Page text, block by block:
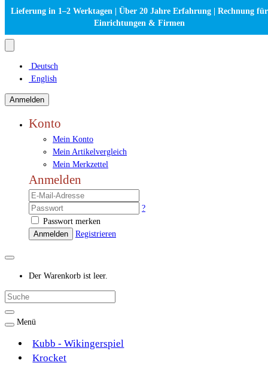
Deutsch
English
Anmelden
Konto
Mein Konto
Mein Artikelvergleich
Mein Merkzettel
Anmelden
?
Passwort merken
Anmelden
Registrieren
Der Warenkorb ist leer.
Menü
Kubb - Wikingerspiel
Krocket
Lieferung in 1–2 Werktagen | Über 20 Jahre Erfahrung | Rechnung für
Einrichtungen & Firmen